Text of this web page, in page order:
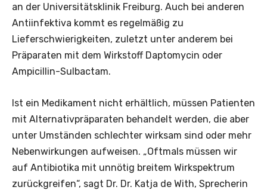
an der Universitätsklinik Freiburg. Auch bei anderen
Antiinfektiva kommt es regelmäßig zu
Lieferschwierigkeiten, zuletzt unter anderem bei
Präparaten mit dem Wirkstoff Daptomycin oder
Ampicillin-Sulbactam.
Ist ein Medikament nicht erhältlich, müssen Patienten
mit Alternativpräparaten behandelt werden, die aber
unter Umständen schlechter wirksam sind oder mehr
Nebenwirkungen aufweisen. „Oftmals müssen wir
auf Antibiotika mit unnötig breitem Wirkspektrum
zurückgreifen“, sagt Dr. Dr. Katja de With, Sprecherin